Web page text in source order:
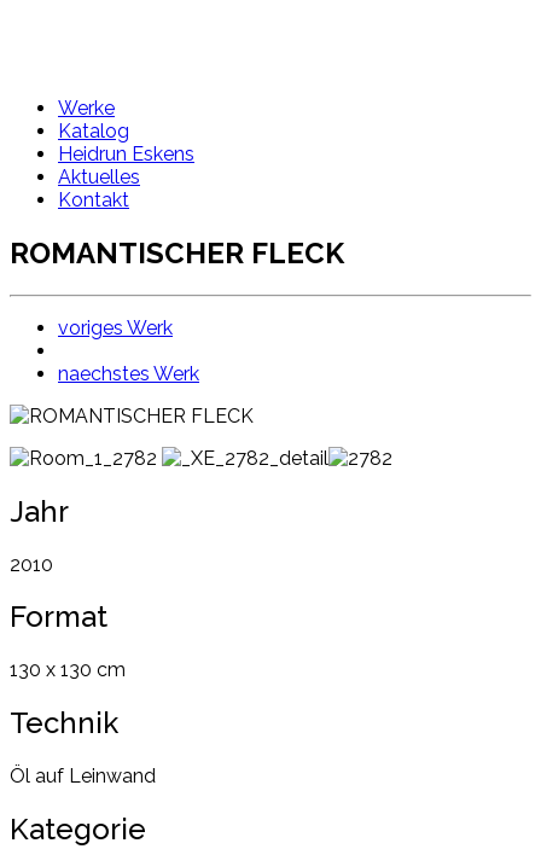
Werke
Katalog
Heidrun Eskens
Aktuelles
Kontakt
ROMANTISCHER FLECK
voriges Werk
naechstes Werk
Jahr
2010
Format
130 x 130 cm
Technik
Öl auf Leinwand
Kategorie